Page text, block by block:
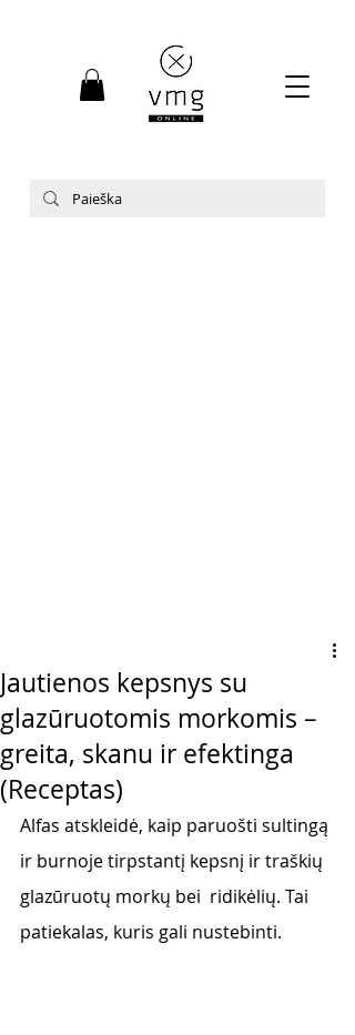
Jautienos kepsnys su
glazūruotomis morkomis –
greita, skanu ir efektinga
(Receptas)
Alfas atskleidė, kaip paruošti sultingą
ir burnoje tirpstantį kepsnį ir traškių
glazūruotų morkų bei  ridikėlių. Tai
patiekalas, kuris gali nustebinti.